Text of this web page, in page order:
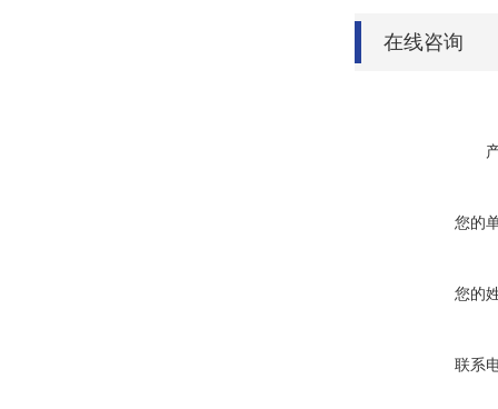
在线咨询
您的
您的
联系